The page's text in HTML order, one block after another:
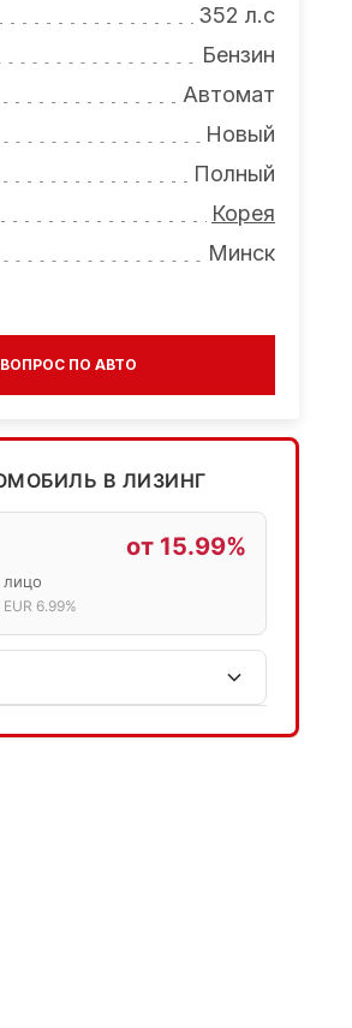
352 л.с
Бензин
Автомат
Новый
Полный
Корея
Минск
ПО АВТО
В ЛИЗИНГ
от 15.99%
6.99%